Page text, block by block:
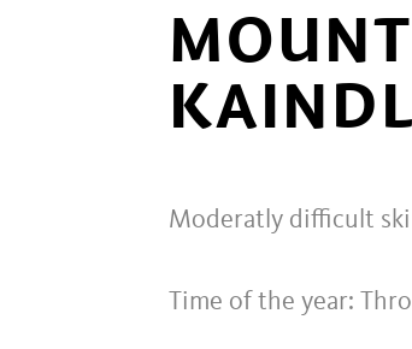
Moderatly difficult
Time of the year: